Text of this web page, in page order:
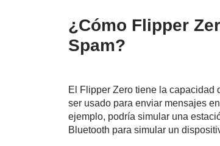
¿Cómo Flipper
Spam?
El Flipper Zero tiene la capacidad
ser usado para enviar mensajes
ejemplo, podría simular una
Bluetooth para simular un